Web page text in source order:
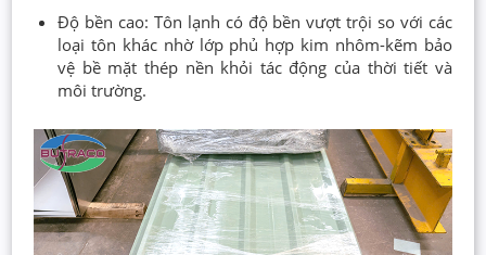
Độ bền cao: Tôn lạnh có độ bền vượt trội so với các
loại tôn khác nhờ lớp phủ hợp kim nhôm-kẽm bảo
vệ bề mặt thép nền khỏi tác động của thời tiết và
môi trường.